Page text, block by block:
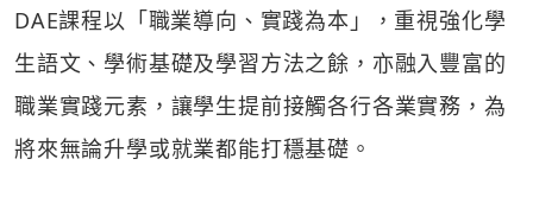
DAE課程以「職業導向、實踐為本」，重視強化學
生語文、學術基礎及學習方法之餘，亦融入豐富的
職業實踐元素，讓學生提前接觸各行各業實務，為
將來無論升學或就業都能打穩基礎。